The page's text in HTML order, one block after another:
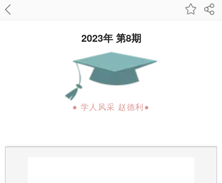
2023年 第8期
● 学人风采 赵德利●